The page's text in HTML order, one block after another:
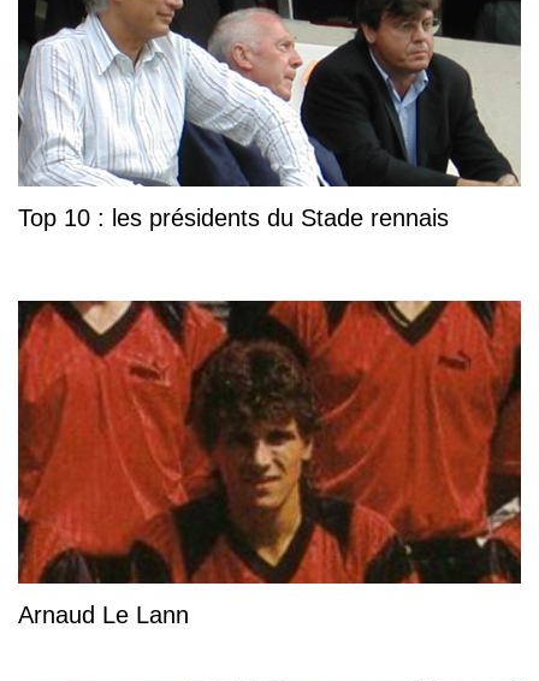
Top 10 : les présidents du Stade rennais
Arnaud Le Lann